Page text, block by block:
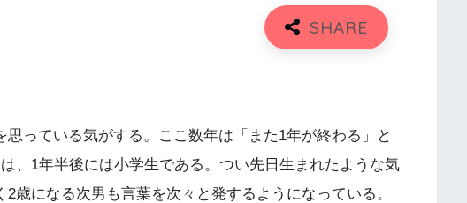
っている気がする。ここ数年は「また1年が終わる」と
、1年半後には小学生である。つい先日生まれたような気
歳になる次男も言葉を次々と発するようになっている。